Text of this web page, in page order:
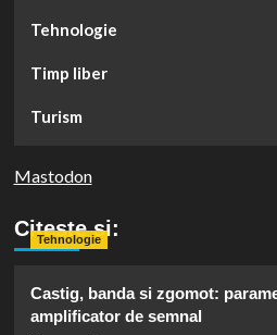
Tehnologie
Timp liber
Turism
Mastodon
Citeste si:
Tehnologie
Castig, banda si zgomot:
amplificator de semnal